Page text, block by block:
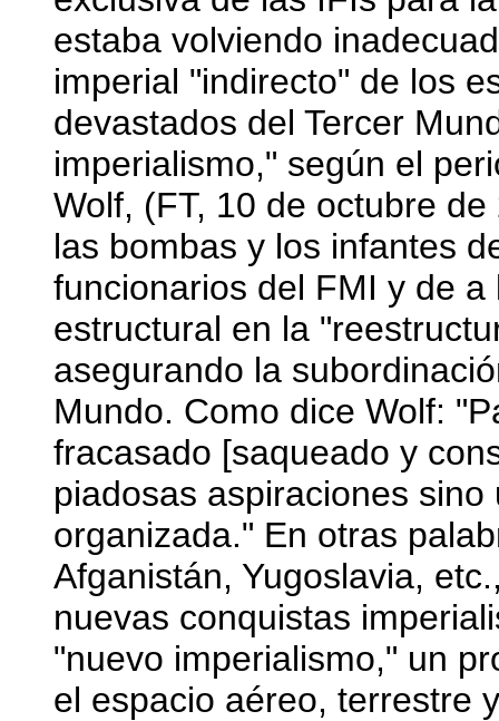
estaba volviendo
imperial "indirecto" de los
devastados del Tercer
imperialismo," según el
Wolf, (FT, 10 de octubre
las bombas y los infantes
funcionarios del FMI y de
estructural en la
asegurando la
Mundo. Como dice Wolf:
fracasado [saqueado y
piadosas aspiraciones
organizada." En otras
Afganistán, Yugoslavia,
nuevas conquistas
"nuevo imperialismo," un
el espacio aéreo, terrestre